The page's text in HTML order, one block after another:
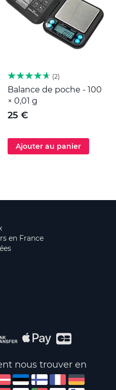
2
Balance de poche - 100
× 0,01 g
25 €
Ajouter au panier
en France
nous trouver en